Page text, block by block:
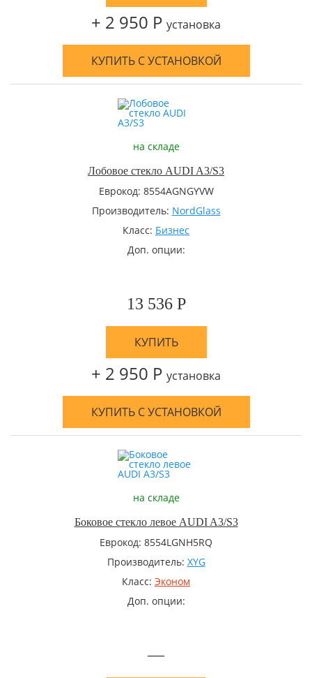
+ 2 950 Р установка
КУПИТЬ С УСТАНОВКОЙ
на складе
Лобовое стекло AUDI A3/S3
Еврокод: 8554AGNGYVW
Производитель: NordGlass
Класс: Бизнес
Доп. опции:
13 536 Р
КУПИТЬ
+ 2 950 Р установка
КУПИТЬ С УСТАНОВКОЙ
на складе
Боковое стекло левое AUDI A3/S3
Еврокод: 8554LGNH5RQ
Производитель: XYG
Класс: Эконом
Доп. опции:
—